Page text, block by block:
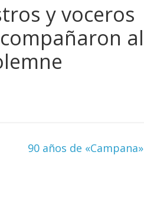
y voceros
al
90 años de «Campana»